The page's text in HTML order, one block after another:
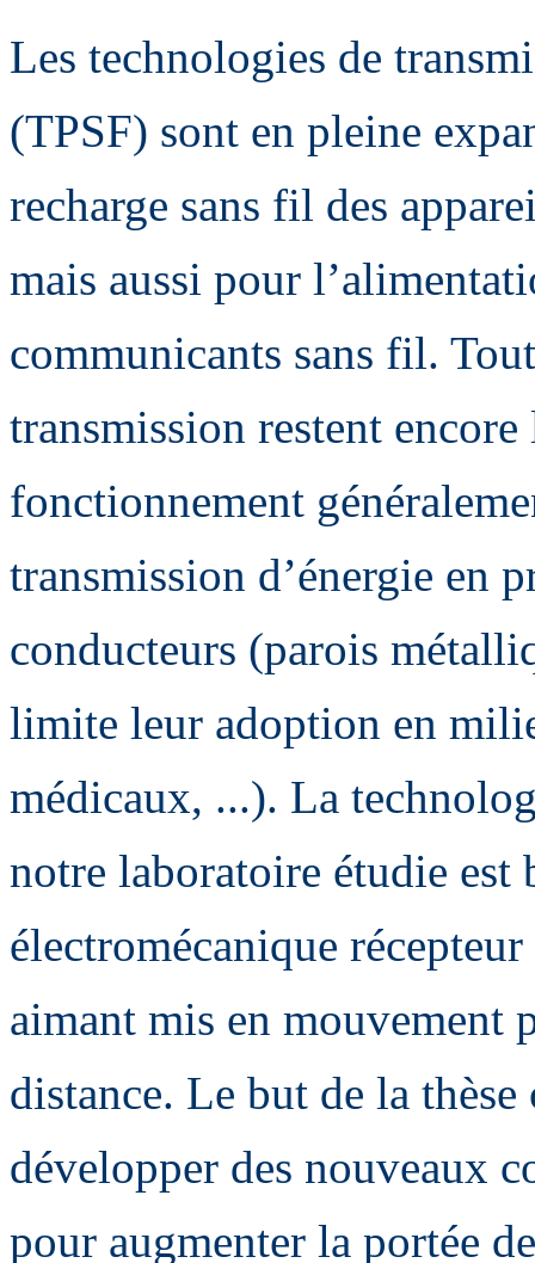
Les technologies de
(TPSF) sont en pleine
recharge sans fil des
mais aussi pour
communicants sans fil.
transmission restent
fonctionnement
transmission d’énergie en
conducteurs (parois
limite leur adoption en
médicaux, ...). La
notre laboratoire étudie est
électromécanique
aimant mis en mouvement
distance. Le but de la
développer des nouveaux
pour augmenter la portée